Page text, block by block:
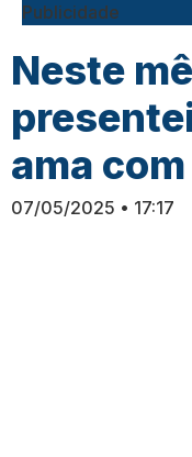
Publicidade
Neste
ama
07/05/2025 17:17